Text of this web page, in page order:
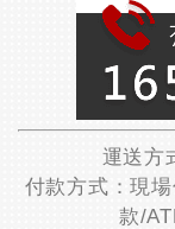
運送方
付款方式：現
款/